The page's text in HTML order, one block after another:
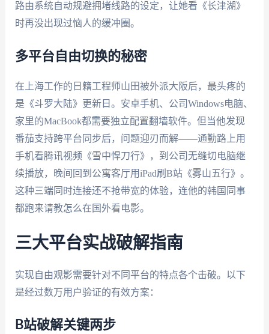
路由系统自动规避拥堵线路的设定，让她看《长津湖》
时再没出现过恼人的缓冲圈。
多平台自由切换的秘密
在上海工作的日籍工程师山田被外派大阪后，最头疼的
是《斗罗大陆》更新日。安卓手机、公司Windows电脑、
家里的MacBook都需要独立配置翻墙软件。但当他发现
番茄支持跨平台同步后，问题迎刃而解——通勤路上用
手机看腾讯视频《雪中悍刀行》，到公司无缝切电脑继
续播放，晚间回到公寓客厅用iPad刷B站《雾山五行》。
这种三端同时连接还不抢带宽的体验，连他的韩国同事
都跑来请教怎么在国外看电影。
三大平台实战破解指南
实现自由观影需要针对不同平台的特点各个击破。以下
是经过数万用户验证的有效方案：
B站破解关键两步